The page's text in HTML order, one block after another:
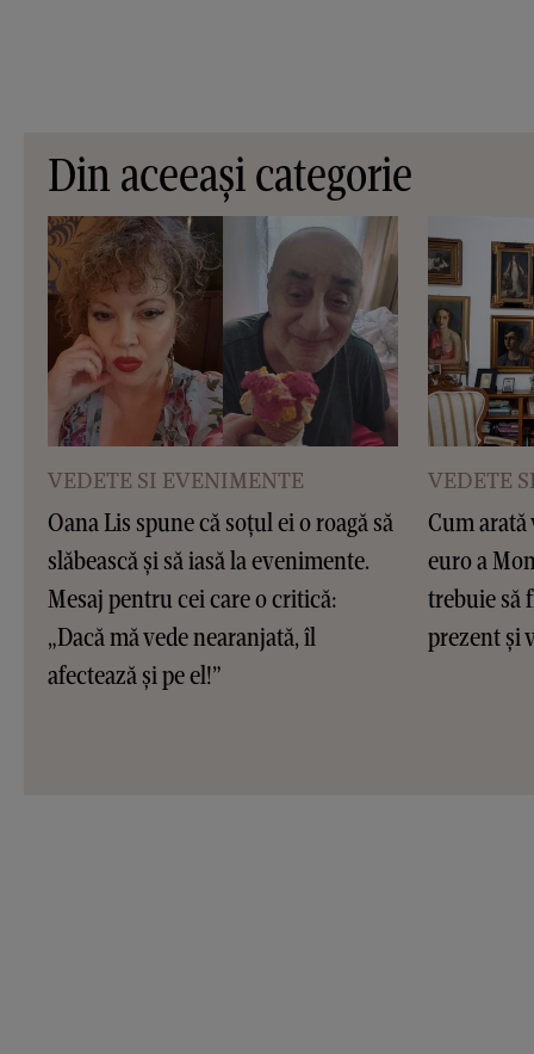
Din aceeași categorie
VEDETE SI EVENIMENTE
Oana Lis spune că soțul ei o roagă să
slăbească și să iasă la evenimente.
Mesaj pentru cei care o critică:
„Dacă mă vede nearanjată, îl
afectează și pe el!”
VEDETE
Cum arată
euro a
trebuie să
prezent și